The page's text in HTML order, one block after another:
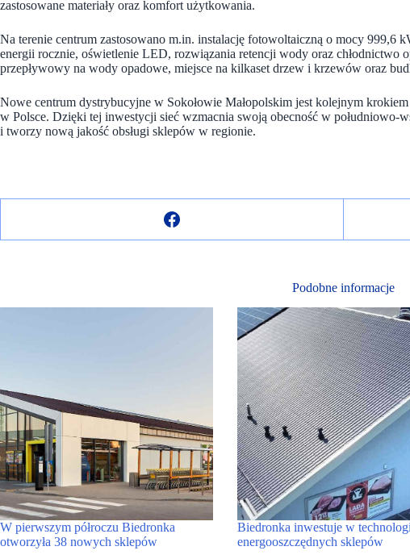
zastosowane materiały oraz komfort użytkowania.
Na terenie centrum zastosowano m.in. instalację fotowoltaiczną o mocy 999,6
energii rocznie, oświetlenie LED, rozwiązania retencji wody oraz chłodnictwo
przepływowy na wody opadowe, miejsce na kilkaset drzew i krzewów oraz
Nowe centrum dystrybucyjne w Sokołowie Małopolskim jest kolejnym
w Polsce. Dzięki tej inwestycji sieć wzmacnia swoją obecność w południowo-
i tworzy nową jakość obsługi sklepów w regionie.
Podobne informacje
W pierwszym półroczu Biedronka
otworzyła 38 nowych sklepów
Biedronka inwestuje w
energooszczędnych sklepów